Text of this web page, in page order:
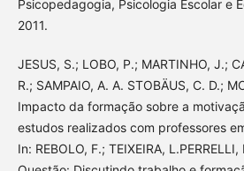
Psicopedagogia, Psicologia Escolar e
2011.
JESUS, S.; LOBO, P.; MARTINHO, J.;
R.; SAMPAIO, A. A. STOBÄUS, C. D.;
Impacto da formação sobre a
estudos realizados com professores
In: REBOLO, F.; TEIXEIRA,